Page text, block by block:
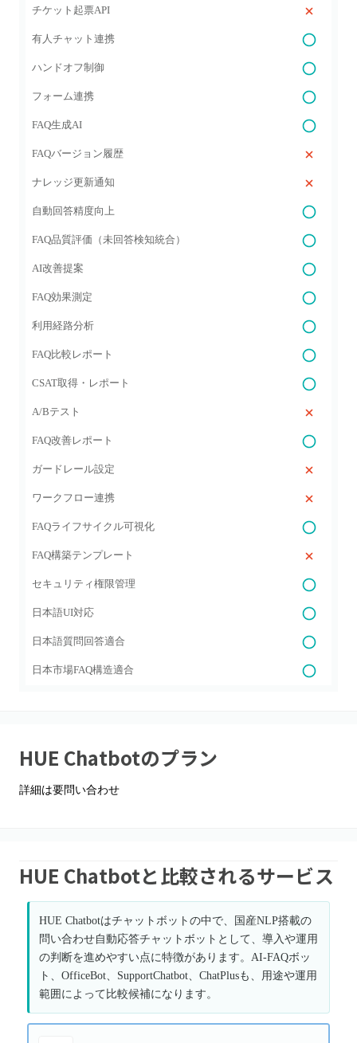
チケット起票API
有人チャット連携
ハンドオフ制御
フォーム連携
FAQ生成AI
FAQバージョン履歴
ナレッジ更新通知
自動回答精度向上
FAQ品質評価（未回答検知統合）
AI改善提案
FAQ効果測定
利用経路分析
FAQ比較レポート
CSAT取得・レポート
A/Bテスト
FAQ改善レポート
ガードレール設定
ワークフロー連携
FAQライフサイクル可視化
FAQ構築テンプレート
セキュリティ権限管理
日本語UI対応
日本語質問回答適合
日本市場FAQ構造適合
HUE Chatbotのプラン
詳細は要問い合わせ
HUE Chatbotと比較されるサービス
HUE Chatbotはチャットボットの中で、国産NLP搭載の
問い合わせ自動応答チャットボットとして、導入や運用
の判断を進めやすい点に特徴があります。AI-FAQボッ
ト、OfficeBot、SupportChatbot、ChatPlusも、用途や運用
範囲によって比較候補になります。